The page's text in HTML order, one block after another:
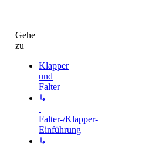
Gehe
zu
Klapper
und
Falter
↳
Falter-/Klapper-
Einführung
↳